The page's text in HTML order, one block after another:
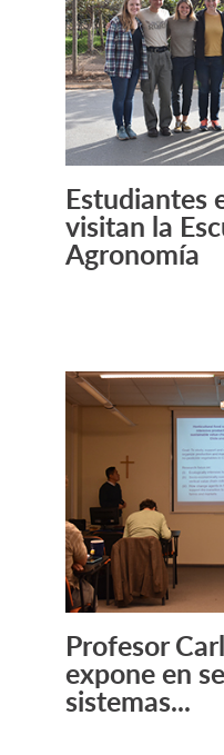
Estudiantes
visitan la
Agronomía
Profesor
expone en
sistemas...